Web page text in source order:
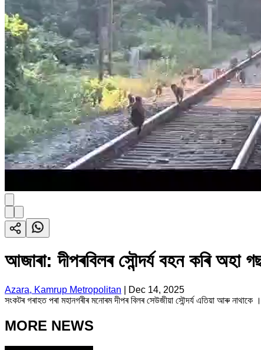
আজাৰা: দীপৰবিলৰ সৌন্দৰ্য বহন কৰি অহা
Azara, Kamrup Metropolitan
Dec 14, 2025
সংকটৰ গৰাহত পৰা মহানগৰীৰ মনোৰম দীপৰ বিলৰ সেউজীয়া সৌন্দৰ্য এতিয়া আৰু
MORE NEWS